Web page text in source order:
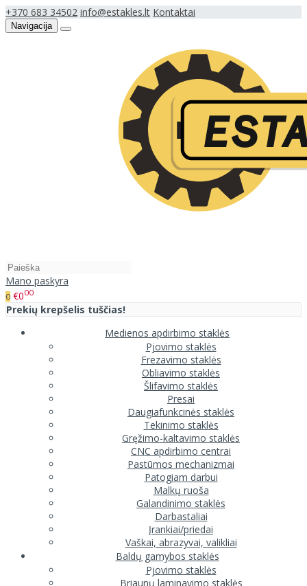
+370 683 34502 info@estakles.lt Kontaktai
Navigacija
Mano paskyra
0 €000
Prekių krepšelis tuščias!
Medienos apdirbimo staklės
Pjovimo staklės
Frezavimo staklės
Obliavimo staklės
Šlifavimo staklės
Presai
Daugiafunkcinės staklės
Tekinimo staklės
Gręžimo-kaltavimo staklės
CNC apdirbimo centrai
Pastūmos mechanizmai
Patogiam darbui
Malkų ruoša
Galandinimo staklės
Darbastaliai
Įrankiai/priedai
Vaškai, abrazyvai, valikliai
Baldų gamybos staklės
Pjovimo staklės
Briaunų laminavimo staklės